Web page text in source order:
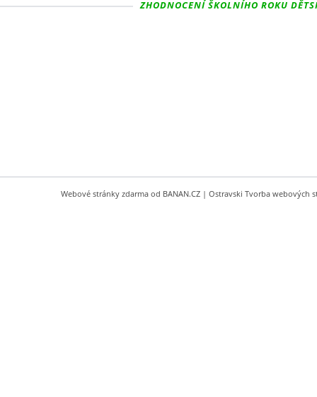
ZHODNOCENÍ ŠKOLNÍHO ROKU
Webové stránky zdarma od BANAN.CZ | Ostravski Tvorba webových